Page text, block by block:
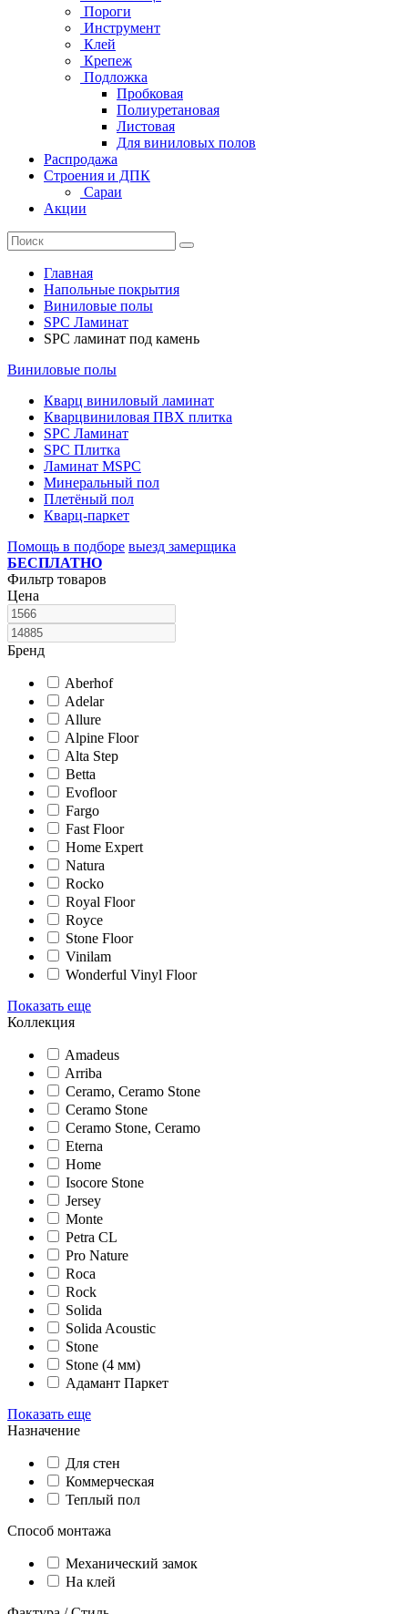
Пороги
Инструмент
Клей
Крепеж
Подложка
Пробковая
Полиуретановая
Листовая
Для виниловых полов
Распродажа
Строения и ДПК
Сараи
Акции
Главная
Напольные покрытия
Виниловые полы
SPC Ламинат
SPC ламинат под камень
Виниловые полы
Кварц виниловый ламинат
Кварцвиниловая ПВХ плитка
SPC Ламинат
SPC Плитка
Ламинат MSPC
Минеральный пол
Плетёный пол
Кварц-паркет
Помощь в подборе выезд замерщика
БЕСПЛАТНО
Фильтр товаров
Цена
Бренд
Aberhof
Adelar
Allure
Alpine Floor
Alta Step
Betta
Evofloor
Fargo
Fast Floor
Home Expert
Natura
Rocko
Royal Floor
Royce
Stone Floor
Vinilam
Wonderful Vinyl Floor
Показать еще
Коллекция
Amadeus
Arriba
Ceramo, Ceramo Stone
Ceramo Stone
Ceramo Stone, Ceramo
Eterna
Home
Isocore Stone
Jersey
Monte
Petra CL
Pro Nature
Roca
Rock
Solida
Solida Acoustic
Stone
Stone (4 мм)
Адамант Паркет
Показать еще
Назначение
Для стен
Коммерческая
Теплый пол
Способ монтажа
Механический замок
На клей